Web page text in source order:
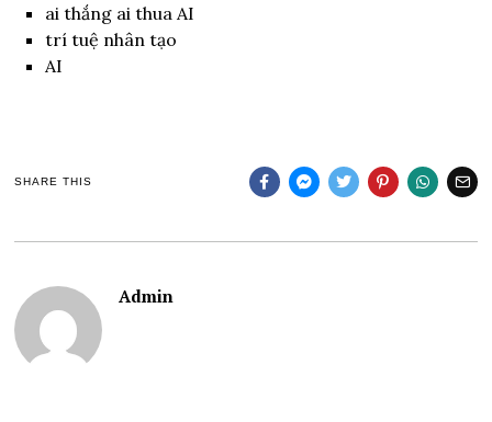
ai thắng ai thua AI
trí tuệ nhân tạo
AI
SHARE THIS
Admin